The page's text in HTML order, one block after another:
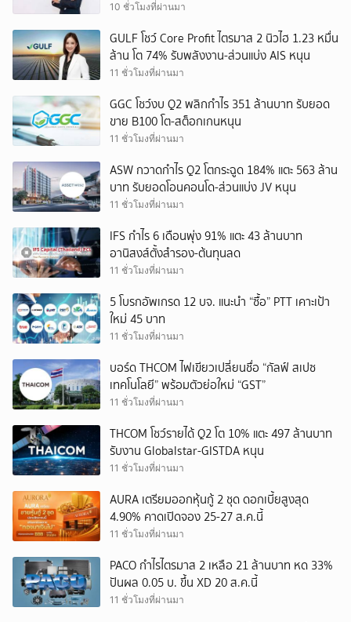
10 ชั่วโมงที่ผ่านมา
GULF โชว์ Core Profit ไตรมาส 2 นิวไฮ 1.23 หมื่น
ล้าน โต 74% รับพลังงาน-ส่วนแบ่ง AIS หนุน
11 ชั่วโมงที่ผ่านมา
GGC โชว์งบ Q2 พลิกกำไร 351 ล้านบาท รับยอด
ขาย B100 โต-สต็อกเกนหนุน
11 ชั่วโมงที่ผ่านมา
ASW กวาดกำไร Q2 โตกระฉูด 184% แตะ 563 ล้าน
บาท รับยอดโอนคอนโด-ส่วนแบ่ง JV หนุน
11 ชั่วโมงที่ผ่านมา
IFS กำไร 6 เดือนพุ่ง 91% แตะ 43 ล้านบาท
อานิสงส์ตั้งสำรอง-ต้นทุนลด
11 ชั่วโมงที่ผ่านมา
5 โบรกอัพเกรด 12 บจ. แนะนำ “ซื้อ” PTT เคาะเป้า
ใหม่ 45 บาท
11 ชั่วโมงที่ผ่านมา
บอร์ด THCOM ไฟเขียวเปลี่ยนชื่อ “กัลฟ์ สเปซ
เทคโนโลยี” พร้อมตัวย่อใหม่ “GST”
11 ชั่วโมงที่ผ่านมา
THCOM โชว์รายได้ Q2 โต 10% แตะ 497 ล้านบาท
รับงาน Globalstar-GISTDA หนุน
11 ชั่วโมงที่ผ่านมา
AURA เตรียมออกหุ้นกู้ 2 ชุด ดอกเบี้ยสูงสุด
4.90% คาดเปิดจอง 25-27 ส.ค.นี้
11 ชั่วโมงที่ผ่านมา
PACO กำไรไตรมาส 2 เหลือ 21 ล้านบาท หด 33%
ปันผล 0.05 บ. ขึ้น XD 20 ส.ค.นี้
11 ชั่วโมงที่ผ่านมา